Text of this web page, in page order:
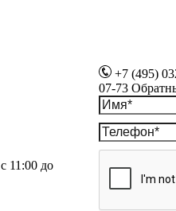
с 11:00 до
+7 (495)
07-73